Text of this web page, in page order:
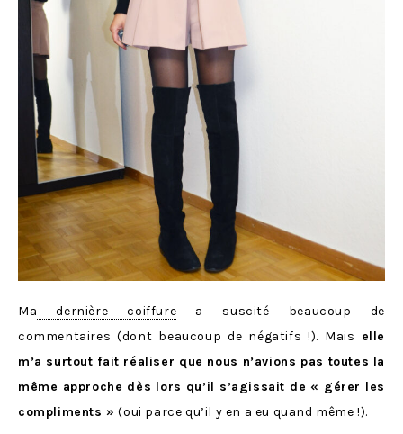
Ma dernière coiffure a suscité beaucoup de
commentaires (dont beaucoup de négatifs !). Mais elle
m’a surtout fait réaliser que nous n’avions pas toutes la
même approche dès lors qu’il s’agissait de « gérer les
compliments » (oui parce qu’il y en a eu quand même !).